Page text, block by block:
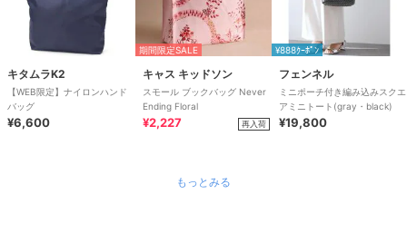
キタムラK2
【WEB限定】ナイロンハンド
バッグ
¥6,600
期間限定SALE
キャス キッドソン
スモール ブックバッグ Never
Ending Floral
¥2,227 再入荷
¥888ｸｰﾎﾟﾝ
フェンネル
ミニポーチ付き編み込みスクエ
アミニトート(gray・black)
¥19,800
もっとみる